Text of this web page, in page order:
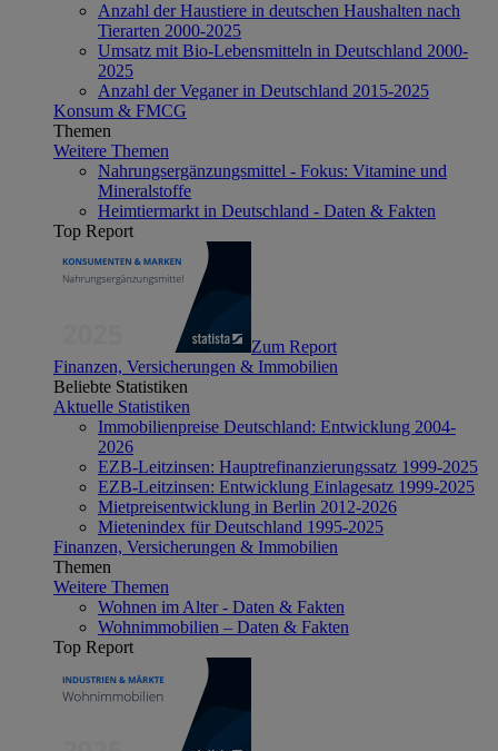
Anzahl der Haustiere in deutschen Haushalten nach
Tierarten 2000-2025
Umsatz mit Bio-Lebensmitteln in Deutschland 2000-
2025
Anzahl der Veganer in Deutschland 2015-2025
Konsum & FMCG
Themen
Weitere Themen
Nahrungsergänzungsmittel - Fokus: Vitamine und
Mineralstoffe
Heimtiermarkt in Deutschland - Daten & Fakten
Top Report
Zum Report
Finanzen, Versicherungen & Immobilien
Beliebte Statistiken
Aktuelle Statistiken
Immobilienpreise Deutschland: Entwicklung 2004-
2026
EZB-Leitzinsen: Hauptrefinanzierungssatz 1999-2025
EZB-Leitzinsen: Entwicklung Einlagesatz 1999-2025
Mietpreisentwicklung in Berlin 2012-2026
Mietenindex für Deutschland 1995-2025
Finanzen, Versicherungen & Immobilien
Themen
Weitere Themen
Wohnen im Alter - Daten & Fakten
Wohnimmobilien – Daten & Fakten
Top Report